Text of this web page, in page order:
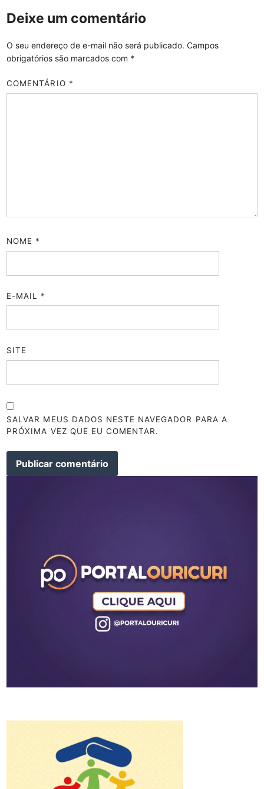
Deixe um comentário
O seu endereço de e-mail não será publicado. Campos
obrigatórios são marcados com *
COMENTÁRIO *
NOME *
E-MAIL *
SITE
SALVAR MEUS DADOS NESTE NAVEGADOR PARA A
PRÓXIMA VEZ QUE EU COMENTAR.